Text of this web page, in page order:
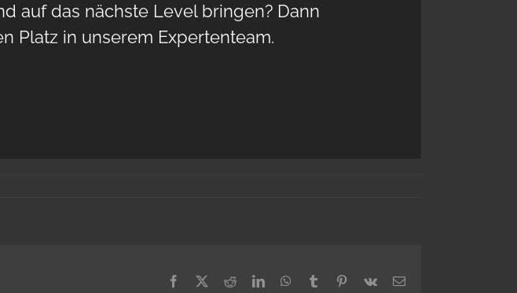
auf das nächste Level bringen? Dann
Platz in unserem Expertenteam.
Facebook RedditLinkedInWhatsApp
Tumblr Pinterest
Vk
E-